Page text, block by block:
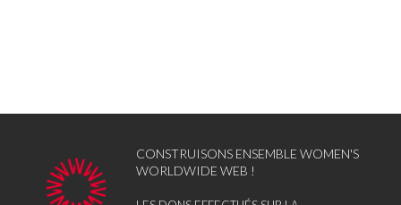
CONSTRUISONS ENSEMBLE WOMEN'S
WORLDWIDE WEB !